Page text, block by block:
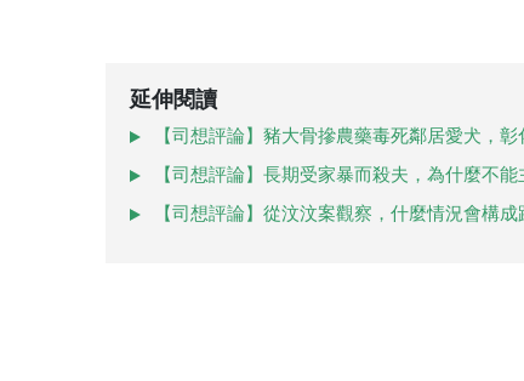
延伸閱讀
【司想評論】豬大骨摻農藥毒死鄰居愛犬，彰
【司想評論】長期受家暴而殺夫，為什麼不能
【司想評論】從汶汶案觀察，什麼情況會構